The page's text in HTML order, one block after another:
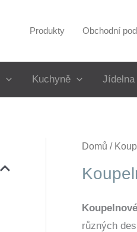
Produkty Obchodní
Kuchyně Jídelna
Domů /
různých